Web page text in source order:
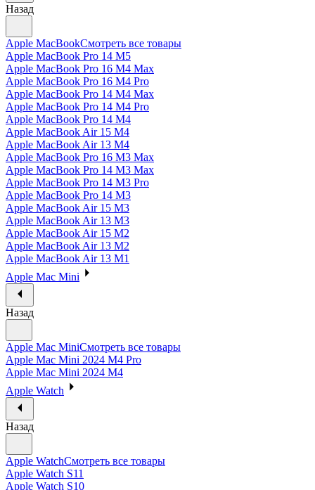
Назад
Apple MacBookСмотреть все товары
Apple MacBook Pro 14 M5
Apple MacBook Pro 16 M4 Max
Apple MacBook Pro 16 M4 Pro
Apple MacBook Pro 14 M4 Max
Apple MacBook Pro 14 M4 Pro
Apple MacBook Pro 14 M4
Apple MacBook Air 15 M4
Apple MacBook Air 13 M4
Apple MacBook Pro 16 M3 Max
Apple MacBook Pro 14 M3 Max
Apple MacBook Pro 14 M3 Pro
Apple MacBook Pro 14 M3
Apple MacBook Air 15 M3
Apple MacBook Air 13 M3
Apple MacBook Air 15 M2
Apple MacBook Air 13 M2
Apple MacBook Air 13 M1
Apple Mac Mini
Назад
Apple Mac MiniСмотреть все товары
Apple Mac Mini 2024 M4 Pro
Apple Mac Mini 2024 M4
Apple Watch
Назад
Apple WatchСмотреть все товары
Apple Watch S11
Apple Watch S10